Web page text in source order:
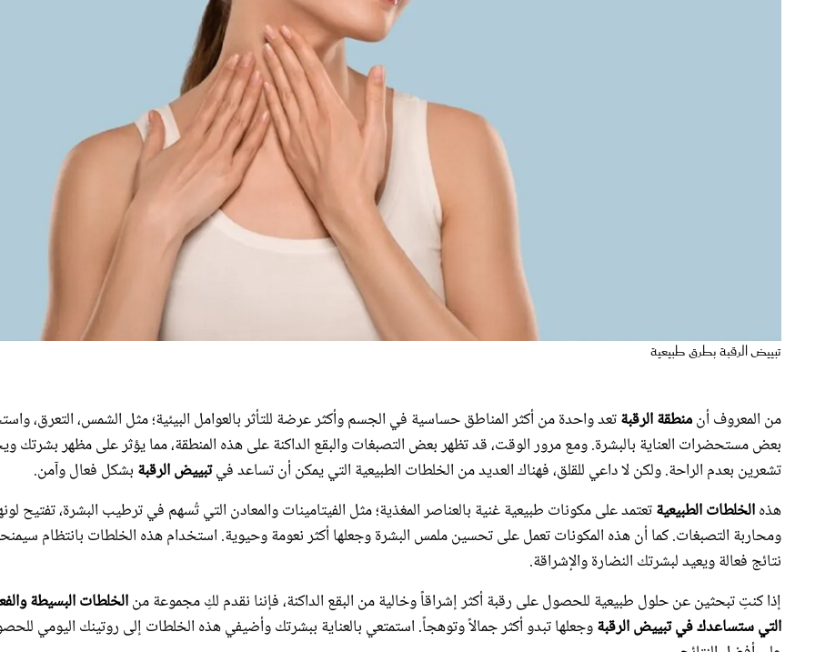
بعض مستحضرات العناية بالبشرة. ومع مرور الوقت، قد تظهر بعض التصبغات والبقع الداكنة على هذه المنطقة، مما يؤثر على مظهر بشرتك
تشعرين بعدم الراحة. ولكن لا داعي للقلق، فهناك العديد من الخلطات الطبيعية التي يمكن أن تساعد فيتبييض الرقبةبشكل فعال وآمن.
هذهالخلطات الطبيعيةتعتمد على مكونات طبيعية غنية بالعناصر المغذية؛ مثل الفيتامينات والمعادن التي تُسهم في ترطيب البشرة، تفتيح
ومحاربة التصبغات. كما أن هذه المكونات تعمل على تحسين ملمس البشرة وجعلها أكثر نعومة وحيوية. استخدام هذه الخلطات بانتظام
نتائج فعالة ويعيد لبشرتك النضارة والإشراقة.
إذا كنتِ تبحثين عن حلول طبيعية للحصول على رقبة أكثر إشراقاً وخالية من البقع الداكنة، فإننا نقدم لكِ مجموعة من
التي ستساعدك في تبييض الرقبة وجعلها تبدو أكثر جمالاً وتوهجاً. استمتعي بالعناية ببشرتك وأضيفي هذه الخلطات إلى روتينك اليومي
على أفضل النتائج.